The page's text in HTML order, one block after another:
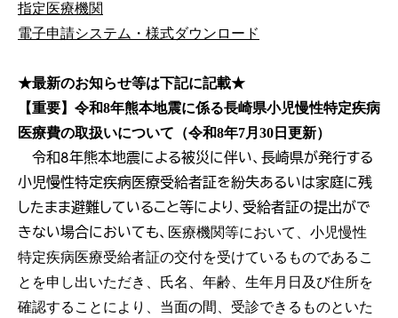
指定医療機関
電子申請システム・様式ダウンロード
★最新のお知らせ等は下記に記載★
【重要】令和8年熊本地震に係る長崎県小児慢性特定疾病
医療費の取扱いについて（令和8年7月30日更新）
令和8年熊本地震による被災に伴い、長崎県が発行する
小児慢性特定疾病医療受給者証を紛失あるいは家庭に残
したまま避難していること等により、受給者証の提出がで
きない場合においても、 医療機関等において、小児慢性
特定疾病医療受給者証の交付を受けているものであるこ
とを申し出いただき、氏名、年齢、生年月日及び住所を
確認することにより、当面の間、受診できるものといた